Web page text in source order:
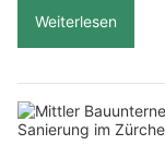
Weiterlesen